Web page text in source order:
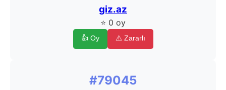
giz.az
⭐ 0 oy
👍 Oy ⚠️ Zararlı
#79045